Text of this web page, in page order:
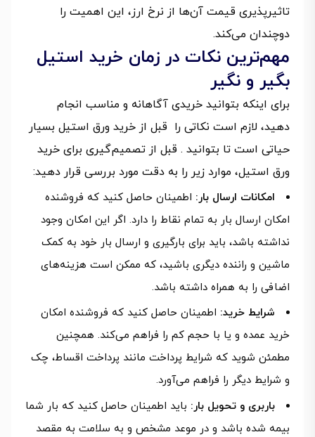
تاثیرپذیری قیمت آن‌ها از نرخ ارز، این اهمیت را
دوچندان می‌کند.
مهم‌ترین نکات در زمان خرید استیل
بگیر و نگیر
برای اینکه بتوانید خریدی آگاهانه و مناسب انجام
دهید، لازم است نکاتی را قبل از خرید ورق استیل بسیار
حیاتی است تا بتوانید . قبل از تصمیم‌گیری برای خرید
ورق استیل، موارد زیر را به دقت مورد بررسی قرار دهید:
امکانات ارسال بار: اطمینان حاصل کنید که فروشنده
امکان ارسال بار به تمام نقاط را دارد. اگر این امکان وجود
نداشته باشد، باید برای بارگیری و ارسال بار خود به کمک
ماشین و راننده دیگری باشید، که ممکن است هزینه‌های
اضافی را به همراه داشته باشد.
شرایط خرید: اطمینان حاصل کنید که فروشنده امکان
خرید عمده و یا با حجم کم را فراهم می‌کند. همچنین
مطمئن شوید که شرایط پرداخت مانند پرداخت اقساط، چک
و شرایط دیگر را فراهم می‌آورد.
باربری و تحویل بار: باید اطمینان حاصل کنید که بار شما
بیمه شده باشد و در موعد مشخص و به سلامت به مقصد